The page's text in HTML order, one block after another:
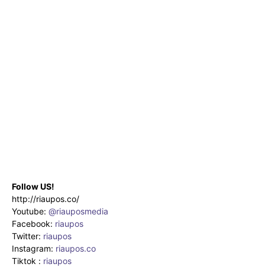
Follow US!
http://riaupos.co/
Youtube: @riauposmedia
Facebook: riaupos
Twitter: riaupos
Instagram: riaupos.co
Tiktok : riaupos